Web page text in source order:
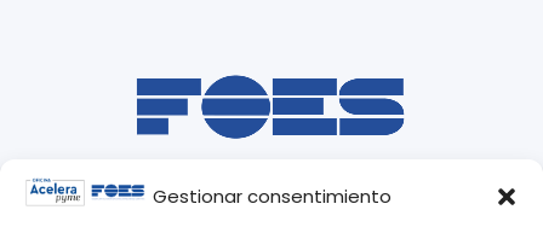
Gestionar consentimiento